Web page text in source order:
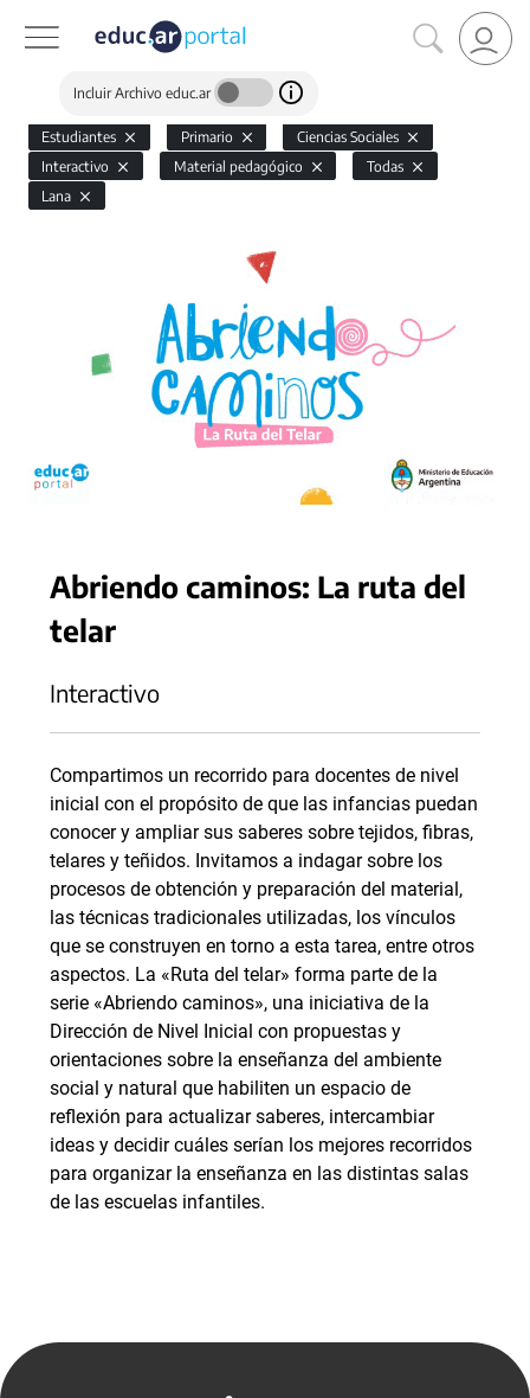
Incluir Archivo educ.ar
Estudiantes Primario
Ciencias Sociales
Interactivo
Material pedagógico
Todas
Lana
Abriendo caminos: La ruta del
telar
Interactivo
Compartimos un recorrido para docentes de nivel
inicial con el propósito de que las infancias puedan
conocer y ampliar sus saberes sobre tejidos, fibras,
telares y teñidos. Invitamos a indagar sobre los
procesos de obtención y preparación del material,
las técnicas tradicionales utilizadas, los vínculos
que se construyen en torno a esta tarea, entre otros
aspectos. La «Ruta del telar» forma parte de la
serie «Abriendo caminos», una iniciativa de la
Dirección de Nivel Inicial con propuestas y
orientaciones sobre la enseñanza del ambiente
social y natural que habiliten un espacio de
reflexión para actualizar saberes, intercambiar
ideas y decidir cuáles serían los mejores recorridos
para organizar la enseñanza en las distintas salas
de las escuelas infantiles.